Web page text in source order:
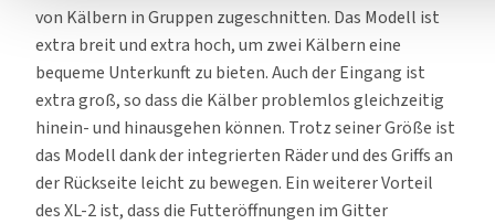
von Kälbern in Gruppen zugeschnitten. Das Modell ist
extra breit und extra hoch, um zwei Kälbern eine
bequeme Unterkunft zu bieten. Auch der Eingang ist
extra groß, so dass die Kälber problemlos gleichzeitig
hinein- und hinausgehen können. Trotz seiner Größe ist
das Modell dank der integrierten Räder und des Griffs an
der Rückseite leicht zu bewegen. Ein weiterer Vorteil
des XL-2 ist, dass die Futteröffnungen im Gitter